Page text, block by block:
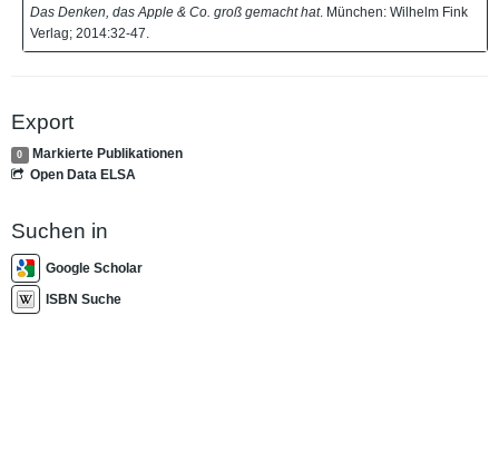
Das Denken, das Apple & Co. groß gemacht hat. München: Wilhelm Fink
Verlag; 2014:32-47.
Export
0
Markierte Publikationen
Open Data ELSA
Suchen in
Google Scholar
ISBN Suche